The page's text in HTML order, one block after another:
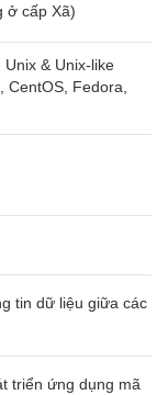
ở cấp Xã)
& Unix-like
CentOS, Fedora,
tin dữ liệu giữa các
triển ứng dụng mã